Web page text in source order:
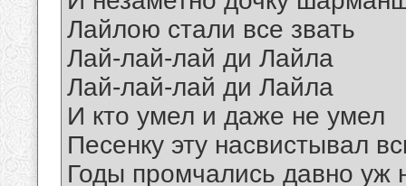
Лайлою стали все звать
Лай-лай-лай ди Лайла
Лай-лай-лай ди Лайла
И кто умел и даже не умел
Песенку эту насвистывал
Годы промчались давно уж